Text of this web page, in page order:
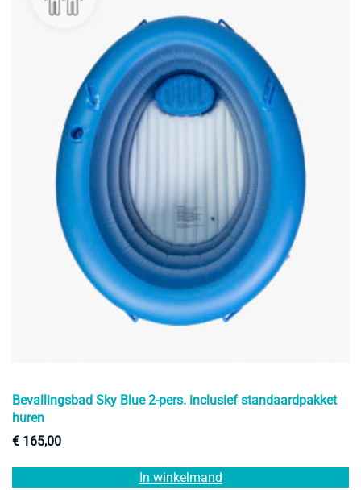
Bevallingsbad Sky Blue 2-pers. inclusief standaardpakket
huren
€ 165,00
In winkelmand